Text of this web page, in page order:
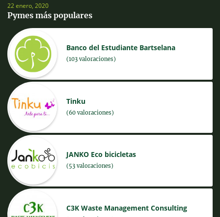
22 enero, 2020
Pymes más populares
Banco del Estudiante Bartselana
(103 valoraciones)
Tinku
(60 valoraciones)
JANKO Eco bicicletas
(53 valoraciones)
C3K Waste Management Consulting